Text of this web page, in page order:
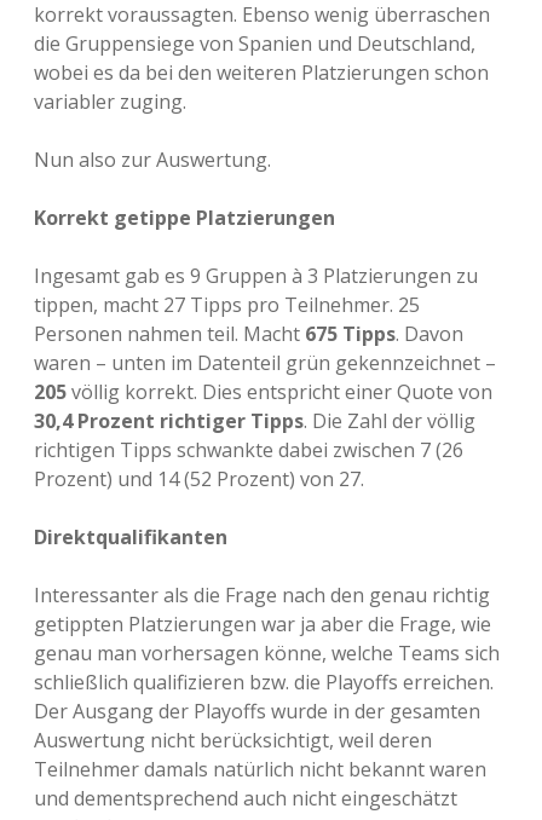
korrekt voraussagten. Ebenso wenig überraschen
die Gruppensiege von Spanien und Deutschland,
wobei es da bei den weiteren Platzierungen schon
variabler zuging.
Nun also zur Auswertung.
Korrekt getippe Platzierungen
Ingesamt gab es 9 Gruppen à 3 Platzierungen zu
tippen, macht 27 Tipps pro Teilnehmer. 25
Personen nahmen teil. Macht 675 Tipps. Davon
waren – unten im Datenteil grün gekennzeichnet –
205völlig korrekt. Dies entspricht einer Quote von
30,4 Prozent richtiger Tipps. Die Zahl der völlig
richtigen Tipps schwankte dabei zwischen 7 (26
Prozent) und 14 (52 Prozent) von 27.
Direktqualifikanten
Interessanter als die Frage nach den genau richtig
getippten Platzierungen war ja aber die Frage, wie
genau man vorhersagen könne, welche Teams sich
schließlich qualifizieren bzw. die Playoffs erreichen.
Der Ausgang der Playoffs wurde in der gesamten
Auswertung nicht berücksichtigt, weil deren
Teilnehmer damals natürlich nicht bekannt waren
und dementsprechend auch nicht eingeschätzt